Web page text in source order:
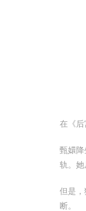
在《后
甄嬛
轨。她
但是，
断。